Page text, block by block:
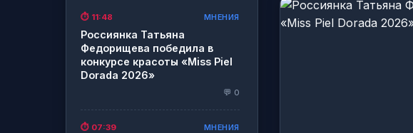
⏱️ 11:48 МНЕНИЯ
Россиянка Татьяна
Федорищева победила в
конкурсе красоты «Miss Piel
Dorada 2026»
💬 0
⏱️ 07:39 МНЕНИЯ